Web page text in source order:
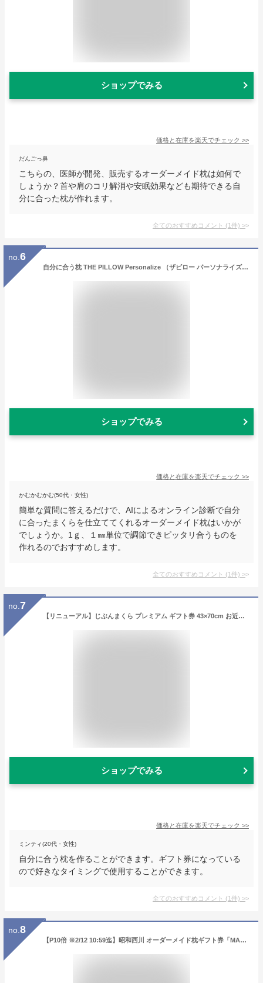
ショップでみる
価格と在庫を楽天でチェック >>
だんごっ鼻
こちらの、医師が開発、販売するオーダーメイド枕は如何で
しょうか？首や肩のコリ解消や安眠効果なども期待できる自
分に合った枕が作れます。
全てのおすすめコメント (1件) >
no. 6
自分に合う枕 THE PILLOW Personalize （ザピロー パーソナライズ） オンライン 枕診断 で自宅に居ながら オーダーメイド枕 が作れる！AIが70万通りの中から、あなたに最適な枕の形状・素材・容量を自動提案。 オーダー 枕 おすすめ 高級 人気 メンテナンス 無料 まくら
ショップでみる
価格と在庫を楽天でチェック >>
かむかむかむ(50代・女性)
簡単な質問に答えるだけで、AIによるオンライン診断で自分
に合ったまくらを仕立ててくれるオーダーメイド枕はいかが
でしょうか。1ｇ、１㎜単位で調節できピッタリ合うものを
作れるのでおすすめします。
全てのおすすめコメント (1件) >
no. 7
【リニューアル】じぶんまくら プレミアム ギフト券 43×70cm お近くの じぶんまくら 店舗で オーダーメイド枕 をお仕立て オーダー 枕 睡眠にお悩みの方に プレゼント オーダーメイド 母の日 ギフト 結婚祝い 父の日 敬老の日 ストレートネック や 首コリ 肩こり など
ショップでみる
価格と在庫を楽天でチェック >>
ミンティ(20代・女性)
自分に合う枕を作ることができます。ギフト券になっている
ので好きなタイミングで使用することができます。
全てのおすすめコメント (1件) >
no. 8
【P10倍 ※2/12 10:59迄】昭和西川 オーダーメイド枕ギフト券「MAKULABO LX」完成時サイズ 約73×46cm オーダーメイド枕 カード ギフト まくらぼ ギフト券 プレゼント チケット 枕 まくら マクラ オーダーメイド オーダーメード オーダーメード枕 オーダー枕